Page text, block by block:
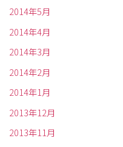
2014年5月
2014年4月
2014年3月
2014年2月
2014年1月
2013年12月
2013年11月